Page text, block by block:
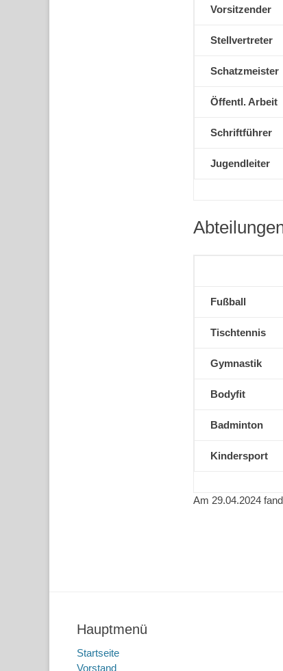
Vorsitzender
Stellvertreter
Schatzmeister
Öffentl. Arbeit
Schriftführer
Jugendleiter
Fußball
Tischtennis
Gymnastik
Bodyfit
Badminton
Kindersport
Am 29.04.2024
Hauptmenü
Startseite
Vorstand